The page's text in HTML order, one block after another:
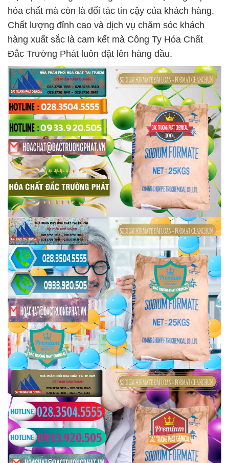
hóa chất mà còn là đối tác tin cậy của khách hàng.
Chất lượng đỉnh cao và dịch vụ chăm sóc khách
hàng xuất sắc là cam kết mà Công Ty Hóa Chất
Đắc Trường Phát luôn đặt lên hàng đầu.